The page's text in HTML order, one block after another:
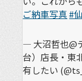
ご納車写真#
— 大沼哲也@
台）店長・東
有したい